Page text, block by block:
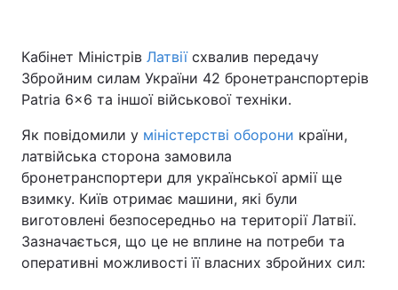
Україна Політика
Економіка Світ
Спорт Наука
Кабінет Міністрів Латвіїсхвалив передачу
Збройним силам України 42 бронетранспортерів
Patria 6x6 та іншої військової техніки.
Як повідомили у міністерстві оборони країни,
латвійська сторона замовила
бронетранспортери для української армії ще
взимку. Київ отримає машини, які були
виготовлені безпосередньо на території Латвії.
Зазначається, що це не вплине на потреби та
оперативні можливості її власних збройних сил: